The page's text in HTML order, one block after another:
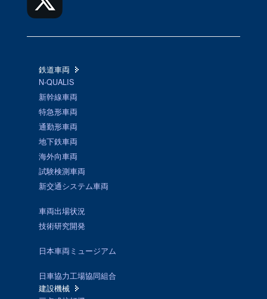
鉄道車両
N-QUALIS
新幹線車両
特急形車両
通勤形車両
地下鉄車両
海外向車両
試験検測車両
新交通システム車両
車両出場状況
技術研究開発
日本車両ミュージアム
日車協力工場協同組合
建設機械